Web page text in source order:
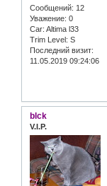
Сообщений: 12
Уважение: 0
Car: Altima l33
Trim Level: S
Последний визит:
11.05.2019 09:24:06
blck
V.I.P.